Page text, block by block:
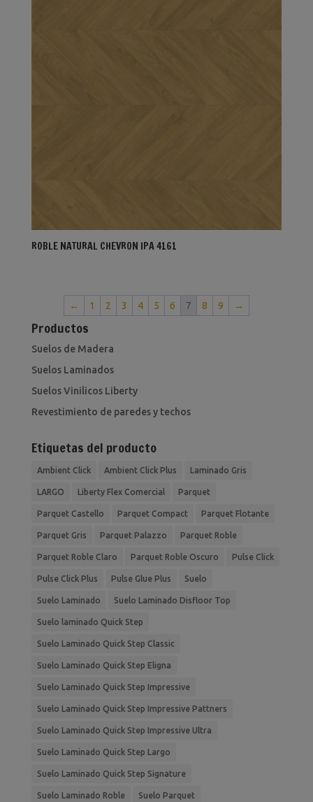
ROBLE NATURAL CHEVRON IPA 4161
← 1 2 3 4 5 6 7 8 9 →
Productos
Suelos de Madera
Suelos Laminados
Suelos Vinilicos Liberty
Revestimiento de paredes y techos
Etiquetas del producto
Ambient Click Ambient Click Plus Laminado Gris
LARGO Liberty Flex Comercial Parquet
Parquet Castello Parquet Compact Parquet Flotante
Parquet Gris Parquet Palazzo Parquet Roble
Parquet Roble Claro Parquet Roble Oscuro Pulse Click
Pulse Click Plus Pulse Glue Plus Suelo
Suelo Laminado Suelo Laminado Disfloor Top
Suelo laminado Quick Step
Suelo Laminado Quick Step Classic
Suelo Laminado Quick Step Eligna
Suelo Laminado Quick Step Impressive
Suelo Laminado Quick Step Impressive Pattners
Suelo Laminado Quick Step Impressive Ultra
Suelo Laminado Quick Step Largo
Suelo Laminado Quick Step Signature
Suelo Laminado Roble Suelo Parquet